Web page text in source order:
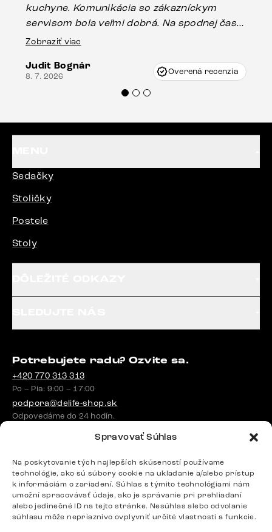
Spravovať Súhlas
Na poskytovanie tých najlepších skúseností používame
technológie, ako sú súbory cookie na ukladanie a/alebo prístup
k informáciám o zariadení. Súhlas s týmito technológiami nám
umožní spracovávať údaje, ako je správanie pri prehliadaní
alebo jedinečné ID na tejto stránke. Nesúhlas alebo odvolanie
súhlasu môže nepriaznivo ovplyvniť určité vlastnosti a funkcie.
kuchyne. Komunikácia so zákazníckym
servisom bola veľmi dobrá. Na spodnej časti
stola bolo malé poškodenie, pravdepodobne
Vincze pri riešení mojej záležitosti pristúpili
veľmi korektne. Odporúčam produkty Delife
Zobraziť viac
Judit Bognár
8. 7. 2026 Overená recenzia
Sedačky
Stoličky
Postele
Stoly
Potrebujete radu? Ozvite sa.
+420 770 313 313
Po – Pia: 9:00 – 17:00
podpora@delife-shop.sk
Odpovedáme do 24 hodín.
Google recenzie
4,8